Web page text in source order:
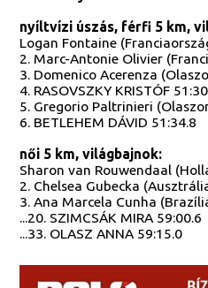
nyíltvízi úszás, férfi 5 km,
Logan Fontaine
2. Marc-Antonie Olivier
3. Domenico Acerenza
4. RASOVSZKY KRISTÓF
5. Gregorio Paltrinieri
6. BETLEHEM DÁVID 51:34.8
női 5 km, világbajnok:
Sharon van Rouwendaal
2. Chelsea Gubecka
3. Ana Marcela Cunha
...20. SZIMCSÁK MIRA 59:00.6
...33. OLASZ ANNA 59:15.0